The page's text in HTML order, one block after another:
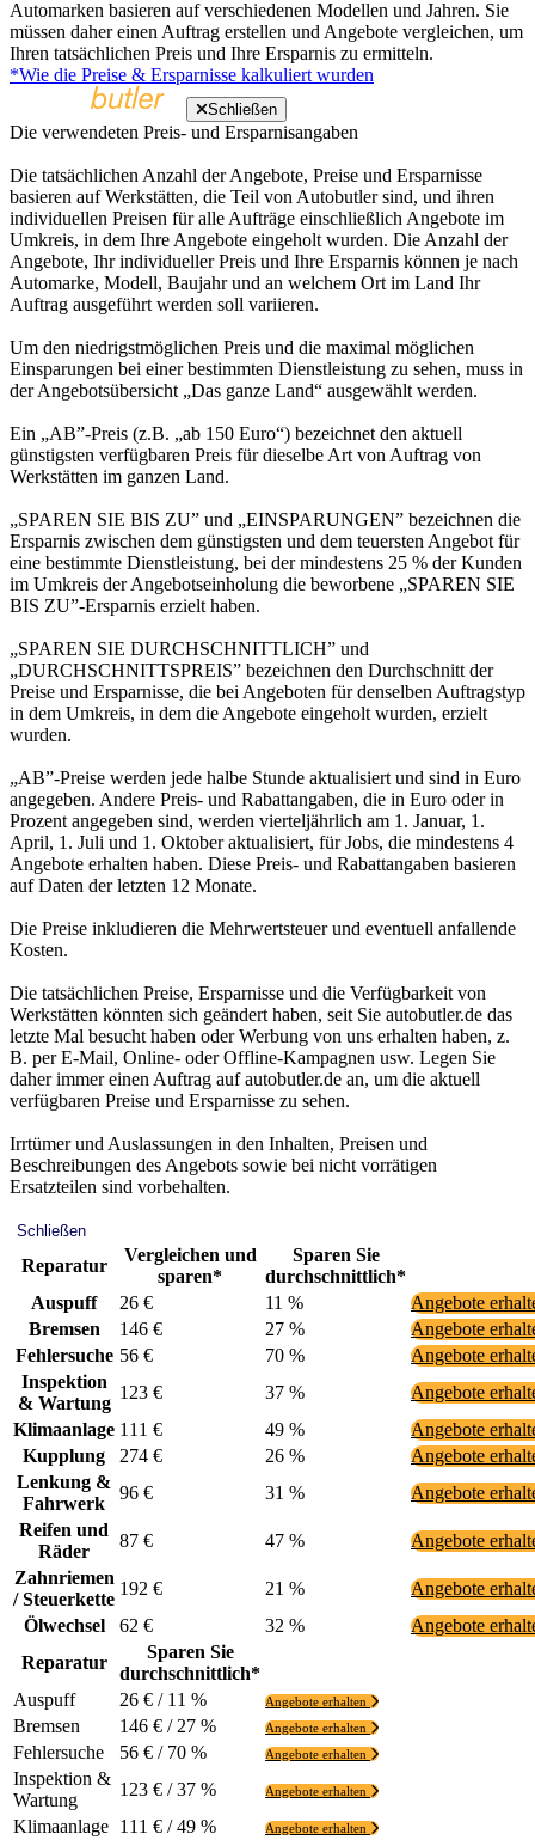
Automarken basieren auf verschiedenen Modellen und Jahren. Sie
müssen daher einen Auftrag erstellen und Angebote vergleichen, um
Ihren tatsächlichen Preis und Ihre Ersparnis zu ermitteln.
*Wie die Preise & Ersparnisse kalkuliert wurden
Schließen
Die verwendeten Preis- und Ersparnisangaben
Die tatsächlichen Anzahl der Angebote, Preise und Ersparnisse
basieren auf Werkstätten, die Teil von Autobutler sind, und ihren
individuellen Preisen für alle Aufträge einschließlich Angebote im
Umkreis, in dem Ihre Angebote eingeholt wurden. Die Anzahl der
Angebote, Ihr individueller Preis und Ihre Ersparnis können je nach
Automarke, Modell, Baujahr und an welchem Ort im Land Ihr
Auftrag ausgeführt werden soll variieren.
Um den niedrigstmöglichen Preis und die maximal möglichen
Einsparungen bei einer bestimmten Dienstleistung zu sehen, muss in
der Angebotsübersicht „Das ganze Land“ ausgewählt werden.
Ein „AB”-Preis (z.B. „ab 150 Euro“) bezeichnet den aktuell
günstigsten verfügbaren Preis für dieselbe Art von Auftrag von
Werkstätten im ganzen Land.
„SPAREN SIE BIS ZU” und „EINSPARUNGEN” bezeichnen die
Ersparnis zwischen dem günstigsten und dem teuersten Angebot für
eine bestimmte Dienstleistung, bei der mindestens 25 % der Kunden
im Umkreis der Angebotseinholung die beworbene „SPAREN SIE
BIS ZU”-Ersparnis erzielt haben.
„SPAREN SIE DURCHSCHNITTLICH” und
„DURCHSCHNITTSPREIS” bezeichnen den Durchschnitt der
Preise und Ersparnisse, die bei Angeboten für denselben Auftragstyp
in dem Umkreis, in dem die Angebote eingeholt wurden, erzielt
wurden.
„AB”-Preise werden jede halbe Stunde aktualisiert und sind in Euro
angegeben. Andere Preis- und Rabattangaben, die in Euro oder in
Prozent angegeben sind, werden vierteljährlich am 1. Januar, 1.
April, 1. Juli und 1. Oktober aktualisiert, für Jobs, die mindestens 4
Angebote erhalten haben. Diese Preis- und Rabattangaben basieren
auf Daten der letzten 12 Monate.
Die Preise inkludieren die Mehrwertsteuer und eventuell anfallende
Kosten.
Die tatsächlichen Preise, Ersparnisse und die Verfügbarkeit von
Werkstätten könnten sich geändert haben, seit Sie autobutler.de das
letzte Mal besucht haben oder Werbung von uns erhalten haben, z.
B. per E-Mail, Online- oder Offline-Kampagnen usw. Legen Sie
daher immer einen Auftrag auf autobutler.de an, um die aktuell
verfügbaren Preise und Ersparnisse zu sehen.
Irrtümer und Auslassungen in den Inhalten, Preisen und
Beschreibungen des Angebots sowie bei nicht vorrätigen
Ersatzteilen sind vorbehalten.
Schließen
Reparatur
Vergleichen und
sparen*
Sparen Sie
durchschnittlich*
Auspuff
26 € 11 %
Angebote
Bremsen
146 € 27 %
Angebote
Fehlersuche 56 € 70 %
Angebote
Inspektion
& Wartung
123 € 37 %
Angebote
Klimaanlage 111 € 49 %
Angebote
Kupplung
274 € 26 %
Angebote
Lenkung &
Fahrwerk
96 € 31 %
Angebote
Reifen und
Räder
87 € 47 %
Angebote
Zahnriemen
/ Steuerkette
192 € 21 %
Angebote
Ölwechsel
62 € 32 %
Angebote
Reparatur
Sparen Sie
durchschnittlich*
Auspuff
26 € / 11 % Angebote erhalten
Bremsen 146 € / 27 % Angebote erhalten
Fehlersuche 56 € / 70 % Angebote erhalten
Inspektion &
Wartung
123 € / 37 % Angebote erhalten
Klimaanlage 111 € / 49 % Angebote erhalten